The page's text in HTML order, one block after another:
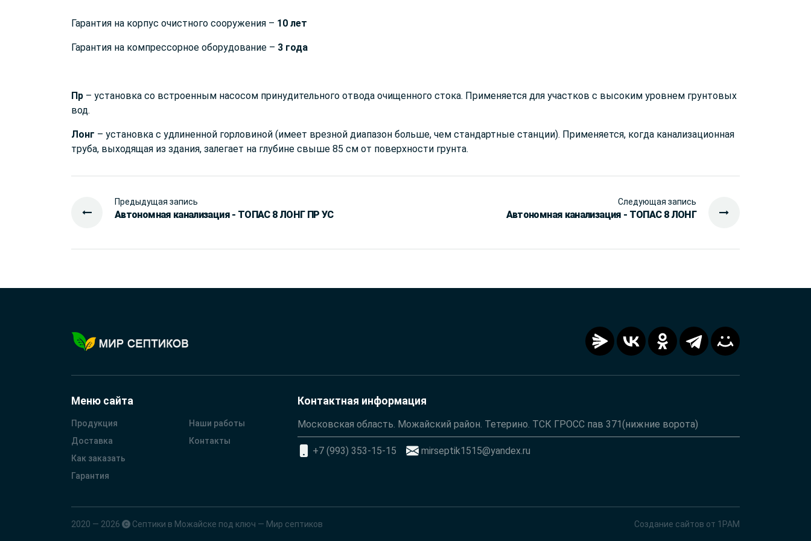
Гарантия на корпус очистного сооружения – 10 лет
Гарантия на компрессорное оборудование – 3 года
Пр – установка со встроенным насосом принудительного отвода очищенного стока. Применяется для участков с высоким уровнем грунтовых
вод.
Лонг – установка с удлиненной горловиной (имеет врезной диапазон больше, чем стандартные станции). Применяется, когда канализационная
труба, выходящая из здания, залегает на глубине свыше 85 см от поверхности грунта.
Предыдущая запись
Автономная канализация - ТОПАС 8 ЛОНГ ПР УС
Следующая запись
Автономная канализация - ТОПАС 8 ЛОНГ
Меню сайта
Продукция
Доставка
Как заказать
Гарантия
Наши работы
Контакты
Контактная информация
Московская область. Можайский район. Тетерино. ТСК ГРОСС пав 371(нижние ворота)
+7 (993) 353-15-15 mirseptik1515@yandex.ru
2020 — 2026 Септики в Можайске под ключ — Мир септиков Создание сайтов от 1РАМ